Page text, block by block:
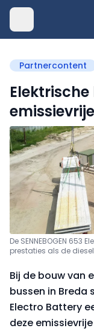
Partnercontent
De SENNEBOGEN
prestaties als de
Bij de bouw van
bussen in Breda
Electro Battery
deze